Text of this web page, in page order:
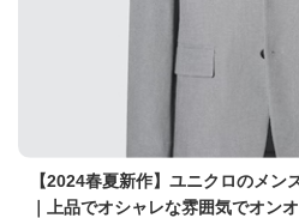
【2024春夏新作】ユニクロのメン
｜上品でオシャレな雰囲気でオン